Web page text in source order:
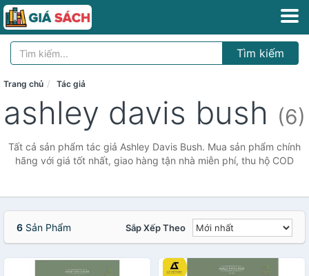
Tìm kiếm
Trang chủ Tác giả
ashley davis bush (6)
Tất cả sản phẩm tác giả Ashley Davis Bush. Mua sản phẩm chính
hãng với giá tốt nhất, giao hàng tận nhà miễn phí, thu hộ COD
6 Sản Phẩm Sắp Xếp Theo